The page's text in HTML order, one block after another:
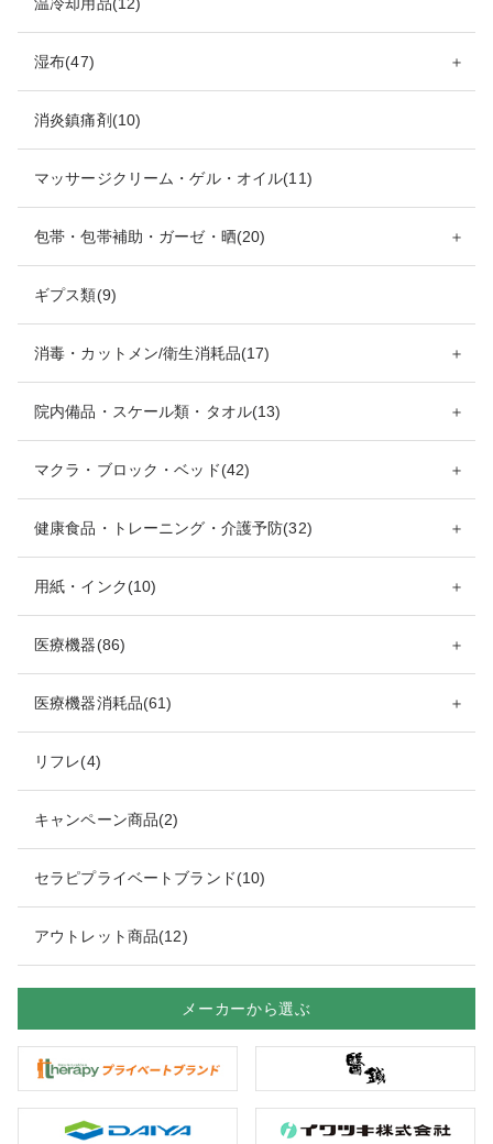
湿布(47) ＋
消炎鎮痛剤(10)
マッサージクリーム・ゲル・オイル(11)
包帯・包帯補助・ガーゼ・晒(20) ＋
ギプス類(9)
消毒・カットメン/衛生消耗品(17) ＋
院内備品・スケール類・タオル(13) ＋
マクラ・ブロック・ベッド(42) ＋
健康食品・トレーニング・介護予防(32) ＋
用紙・インク(10) ＋
医療機器(86) ＋
医療機器消耗品(61) ＋
リフレ(4)
キャンペーン商品(2)
セラピプライベートブランド(10)
アウトレット商品(12)
メーカーから選ぶ